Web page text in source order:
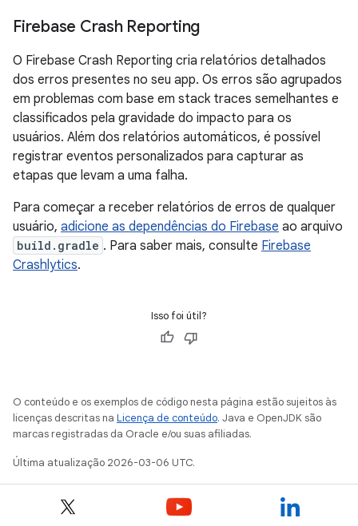
Firebase Crash Reporting
O Firebase Crash Reporting cria relatórios detalhados
dos erros presentes no seu app. Os erros são agrupados
em problemas com base em stack traces semelhantes e
classificados pela gravidade do impacto para os
usuários. Além dos relatórios automáticos, é possível
registrar eventos personalizados para capturar as
etapas que levam a uma falha.
Para começar a receber relatórios de erros de qualquer
usuário, adicione as dependências do Firebase ao arquivo
build.gradle . Para saber mais, consulte Firebase
Crashlytics.
Isso foi útil?
O conteúdo e os exemplos de código nesta página estão sujeitos às
licenças descritas na Licença de conteúdo. Java e OpenJDK são
marcas registradas da Oracle e/ou suas afiliadas.
Última atualização 2026-03-06 UTC.